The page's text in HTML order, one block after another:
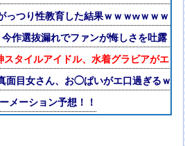
っつり性教育した結果ｗｗｗwｗｗｗｗ
作選抜漏れでファンが悔しさを吐露【
スタイルアイドル、水着グラビアがエ
面目女さん、お◯ぱいがエ口過ぎるｗ
メーション予想！！